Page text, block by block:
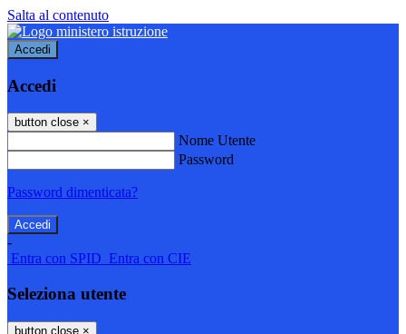
Salta al contenuto
Accedi
Accedi
button close ×
Nome Utente
Password
Password dimenticata?
-
Entra con SPID Entra con CIE
Seleziona utente
button close ×